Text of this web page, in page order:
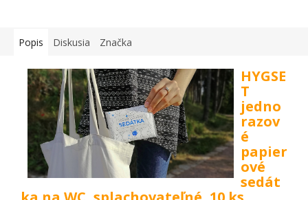
Popis Diskusia Značka
HYGSE
T
jedno
razov
é
papier
ové
sedát